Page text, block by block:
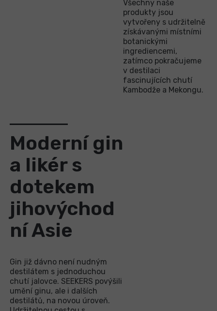
Všechny naše
produkty jsou
vytvořeny s udržitelně
získávanými místními
botanickými
ingrediencemi,
zatímco pokračujeme
v destilaci
fascinujících chutí
Kambodže a Mekongu.
Moderní gin
a likér s
dotekem
jihovýchod
ní Asie
Gin již dávno není nudným
destilátem s jednoduchou
chutí jalovce. SEEKERS povýšili
umění ginu, ale i dalších
destilátů, na novou úroveň.